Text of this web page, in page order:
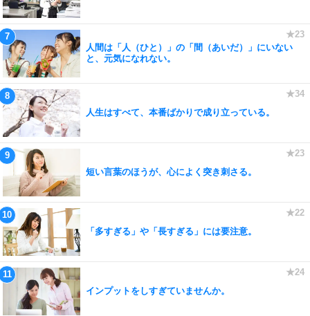
人間は「人（ひと）」の「間（あいだ）」にいない
と、元気になれない。
人生はすべて、本番ばかりで成り立っている。
短い言葉のほうが、心によく突き刺さる。
「多すぎる」や「長すぎる」には要注意。
インプットをしすぎていませんか。